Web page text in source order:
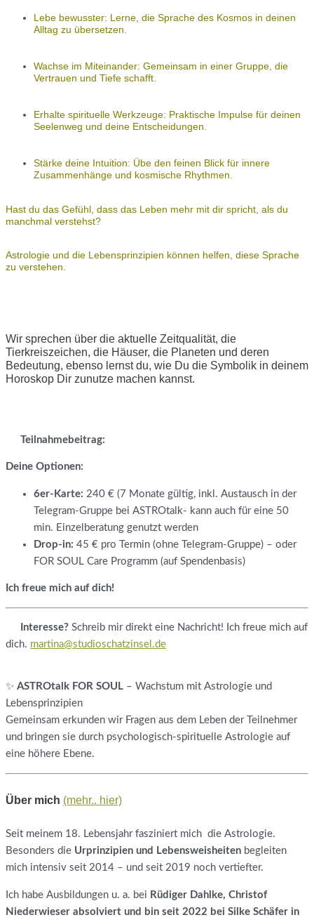
Lebe bewusster: Lerne, die Sprache des Kosmos in deinen
Alltag zu übersetzen.
Wachse im Miteinander: Gemeinsam in einer Gruppe, die
Vertrauen und Tiefe schafft.
Erhalte spirituelle Werkzeuge: Praktische Impulse für deinen
Seelenweg und deine Entscheidungen.
Stärke deine Intuition: Übe den feinen Blick für innere
Zusammenhänge und kosmische Rhythmen.
Hast du das Gefühl, dass das Leben mehr mit dir spricht, als du
manchmal verstehst?
Astrologie und die Lebensprinzipien können helfen, diese Sprache
zu verstehen.
Wir sprechen über die aktuelle Zeitqualität, die
Tierkreiszeichen, die Häuser, die Planeten und deren
Bedeutung, ebenso lernst du, wie Du die Symbolik in deinem
Horoskop Dir zunutze machen kannst.
Teilnahmebeitrag:
Deine Optionen:
6er-Karte: 240 € (7 Monate gültig, inkl. Austausch in der
Telegram-Gruppe bei ASTROtalk- kann auch für eine 50
min. Einzelberatung genutzt werden
Drop-in: 45 € pro Termin (ohne Telegram-Gruppe) – oder
FOR SOUL Care Programm (auf Spendenbasis)
Ich freue mich auf dich!
Interesse?Schreib mir direkt eine Nachricht! Ich freue mich auf
dich. martina@studioschatzinsel.de
✨ ASTROtalk FOR SOUL – Wachstum mit Astrologie und
Lebensprinzipien
Gemeinsam erkunden wir Fragen aus dem Leben der Teilnehmer
und bringen sie durch psychologisch-spirituelle Astrologie auf
eine höhere Ebene.
Über mich (mehr.. hier)
Seit meinem 18. Lebensjahr fasziniert mich die Astrologie.
Besonders die Urprinzipien und Lebensweisheiten begleiten
mich intensiv seit 2014 – und seit 2019 noch vertiefter.
Ich habe Ausbildungen u. a. bei Rüdiger Dahlke, Christof
Niederwieser absolviert und bin seit 2022 bei Silke Schäfer in